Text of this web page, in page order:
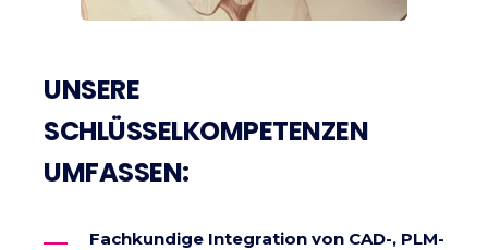
UNSERE
SCHLÜSSELKOMPETENZEN
UMFASSEN:
Fachkundige Integration von CAD-, PLM-